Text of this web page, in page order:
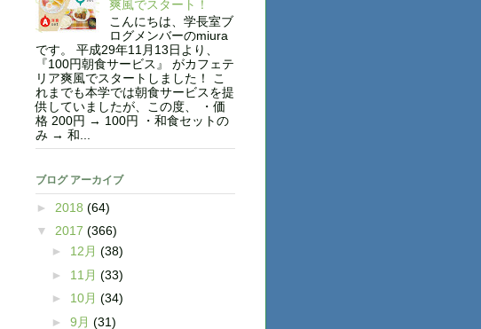
爽風でスタート！
こんにちは、学長室ブ
ログメンバーのmiura
です。 平成29年11月13日より、
『100円朝食サービス』 がカフェテ
リア爽風でスタートしました！ こ
れまでも本学では朝食サービスを提
供していましたが、この度、 ・価
格 200円 → 100円 ・和食セットの
み → 和...
ブログ アーカイブ
► 2018 (64)
▼ 2017 (366)
► 12月 (38)
► 11月 (33)
► 10月 (34)
► 9月 (31)